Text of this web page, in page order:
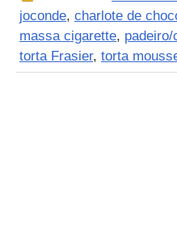
joconde, charlote de
massa cigarette,
torta Frasier, torta